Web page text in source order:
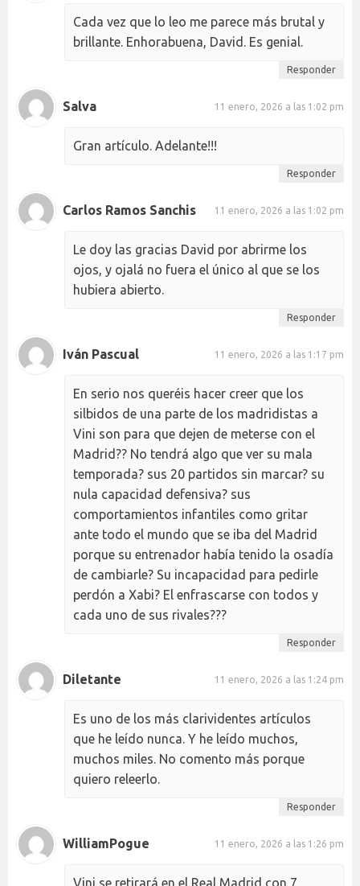
Cada vez que lo leo me parece más brutal y
brillante. Enhorabuena, David. Es genial.
Responder
Salva 11 enero, 2026 a las 1:02 pm
Gran artículo. Adelante!!!
Responder
Carlos Ramos Sanchis 11 enero, 2026 a las 1:02 pm
Le doy las gracias David por abrirme los
ojos, y ojalá no fuera el único al que se los
hubiera abierto.
Responder
Iván Pascual 11 enero, 2026 a las 1:17 pm
En serio nos queréis hacer creer que los
silbidos de una parte de los madridistas a
Vini son para que dejen de meterse con el
Madrid?? No tendrá algo que ver su mala
temporada? sus 20 partidos sin marcar? su
nula capacidad defensiva? sus
comportamientos infantiles como gritar
ante todo el mundo que se iba del Madrid
porque su entrenador había tenido la osadía
de cambiarle? Su incapacidad para pedirle
perdón a Xabi? El enfrascarse con todos y
cada uno de sus rivales???
Responder
Diletante 11 enero, 2026 a las 1:24 pm
Es uno de los más clarividentes artículos
que he leído nunca. Y he leído muchos,
muchos miles. No comento más porque
quiero releerlo.
Responder
WilliamPogue 11 enero, 2026 a las 1:26 pm
Vini se retirará en el Real Madrid con 7